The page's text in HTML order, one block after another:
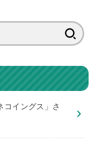
コイングス」さ